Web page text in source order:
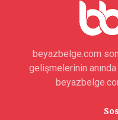
beyazbelge.com
gelişmelerinin anında